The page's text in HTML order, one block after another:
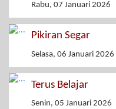
Rabu, 07 Januari 2026
Pikiran Segar
Selasa, 06 Januari 2026
Terus Belajar
Senin, 05 Januari 2026